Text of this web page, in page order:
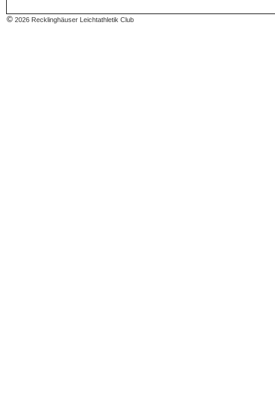
© 2026 Recklinghäuser Leichtathletik Club